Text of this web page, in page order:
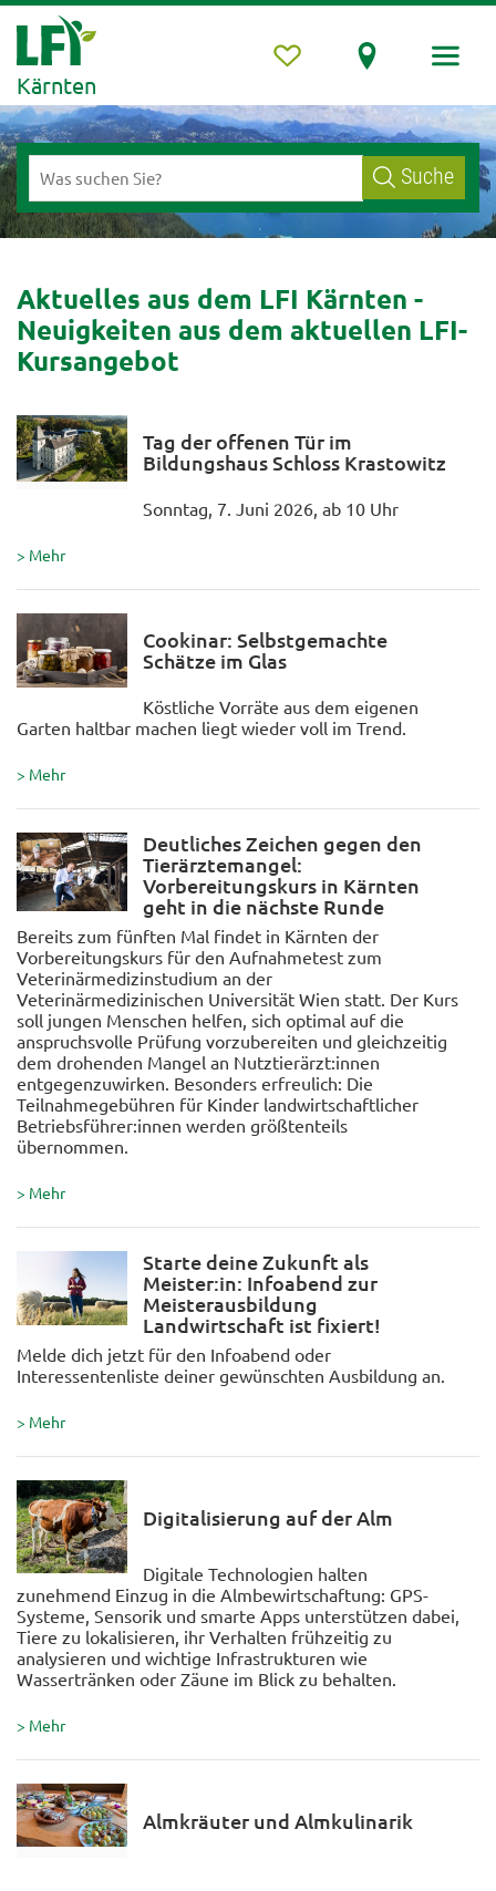
Kärnten
Suche
Aktuelles aus dem LFI Kärnten -
Neuigkeiten aus dem aktuellen LFI-
Kursangebot
Tag der offenen Tür im
Bildungshaus Schloss Krastowitz
Sonntag, 7. Juni 2026, ab 10 Uhr
> Mehr
Cookinar: Selbstgemachte
Schätze im Glas
Köstliche Vorräte aus dem eigenen
Garten haltbar machen liegt wieder voll im Trend.
> Mehr
Deutliches Zeichen gegen den
Tierärztemangel:
Vorbereitungskurs in Kärnten
geht in die nächste Runde
Bereits zum fünften Mal findet in Kärnten der
Vorbereitungskurs für den Aufnahmetest zum
Veterinärmedizinstudium an der
Veterinärmedizinischen Universität Wien statt. Der Kurs
soll jungen Menschen helfen, sich optimal auf die
anspruchsvolle Prüfung vorzubereiten und gleichzeitig
dem drohenden Mangel an Nutztierärzt:innen
entgegenzuwirken. Besonders erfreulich: Die
Teilnahmegebühren für Kinder landwirtschaftlicher
Betriebsführer:innen werden größtenteils
übernommen.
> Mehr
Starte deine Zukunft als
Meister:in: Infoabend zur
Meisterausbildung
Landwirtschaft ist fixiert!
Melde dich jetzt für den Infoabend oder
Interessentenliste deiner gewünschten Ausbildung an.
> Mehr
Digitalisierung auf der Alm
Digitale Technologien halten
zunehmend Einzug in die Almbewirtschaftung: GPS-
Systeme, Sensorik und smarte Apps unterstützen dabei,
Tiere zu lokalisieren, ihr Verhalten frühzeitig zu
analysieren und wichtige Infrastrukturen wie
Wassertränken oder Zäune im Blick zu behalten.
> Mehr
Almkräuter und Almkulinarik